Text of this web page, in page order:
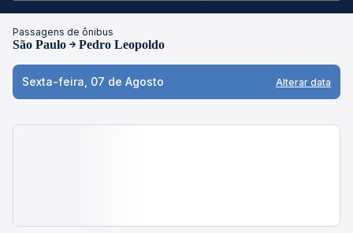
Passagens de ônibus
São Paulo Pedro Leopoldo
Sexta-feira, 07 de Agosto Alterar data